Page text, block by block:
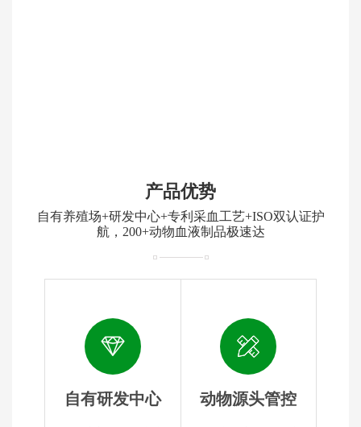
产品优势
自有养殖场+研发中心+专利采血工艺+ISO双认证护
航，200+动物血液制品极速达
自有研发中心 动物源头管控